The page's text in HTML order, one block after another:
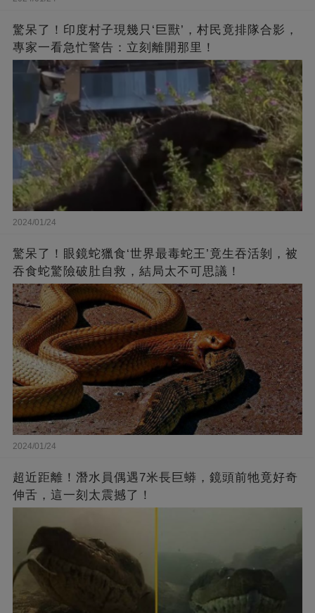
驚呆了！印度村子現幾只‘巨獸’，村民竟排隊合影，
專家一看急忙警告：立刻離開那里！
2024/01/24
驚呆了！眼鏡蛇獵食‘世界最毒蛇王’竟生吞活剝，被
吞食蛇驚險破肚自救，結局太不可思議！
2024/01/24
超近距離！潛水員偶遇7米長巨蟒，鏡頭前牠竟好奇
伸舌，這一刻太震撼了！